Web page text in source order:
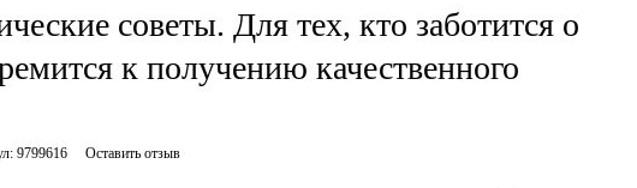
советы. Для тех, кто заботится о
к получению качественного
9799616 Оставить отзыв